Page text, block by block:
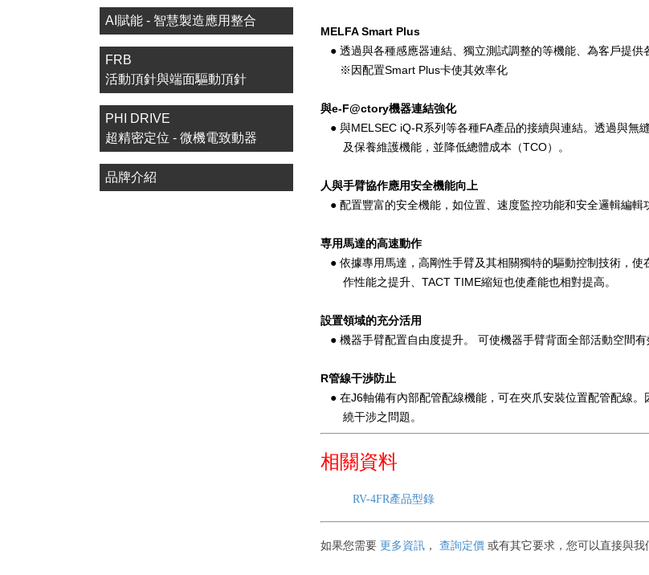
AI賦能 - 智慧製造應用整合
FRB
活動頂針與端面驅動頂針
PHI DRIVE
超精密定位 - 微機電致動器
品牌介紹
MELFA Smart Plus
● 透過與各種感應器連結、獨立測試調整的等機能、為客戶提供
※因配置Smart Plus卡使其效率化
與e-F@ctory機器連結強化
● 與MELSEC iQ-R系列等各種FA產品的接續與連結。透過與無
及保養維護機能，並降低總體成本（TCO）。
人與手臂協作應用安全機能向上
● 配置豐富的安全機能，如位置、速度監控功能和安全邏輯編輯
専用馬達的高速動作
● 依據專用馬達，高剛性手臂及其相關獨特的驅動控制技術，
作性能之提升、TACT TIME縮短也使產能也相對提高。
設置領域的充分活用
● 機器手臂配置自由度提升。 可使機器手臂背面全部活動空間有
R管線干渉防止
● 在J6軸備有內部配管配線機能，可在夾爪安裝位置配管配線
繞干涉之問題。
相關資料
RV-4FR產品型錄
如果您需要 更多資訊， 查詢定價 或有其它要求，您可以直接與我